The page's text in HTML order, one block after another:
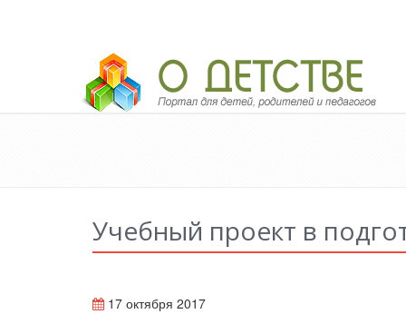
Педагогический портал «О детстве»
Учебный проект в
17 октября 2017